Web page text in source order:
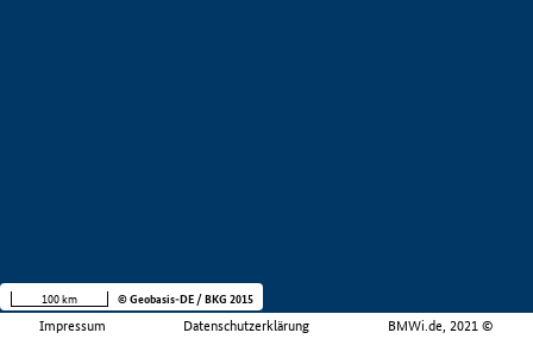
Impressum Datenschutzerklärung BMWi.de, 2021 ©
100 km © Geobasis-DE / BKG 2015